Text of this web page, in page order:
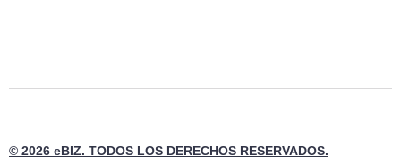
© 2026 eBIZ. TODOS LOS DERECHOS RESERVADOS.